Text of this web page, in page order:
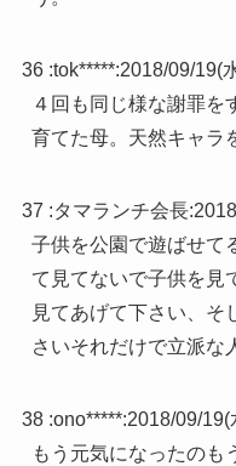
36 :tok*****:2018/09/19(
４回も同じ様な謝罪を
育てた母。天然キャラ
37 :タマランチ会長:
子供を公園で遊ばせて
て見てないで子供を見
見てあげて下さい、そ
さいそれだけで立派な
38 :ono*****:2018/09/19(
もう元気になったのも